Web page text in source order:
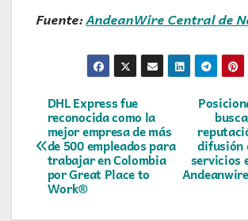
Fuente:AndeanWire Central de
Navegación
de
entradas
difusión
servicios
DHL Express fue
reconocida como la
mejor empresa de más
de 500 empleados para
trabajar en Colombia
por Great Place to
Work®